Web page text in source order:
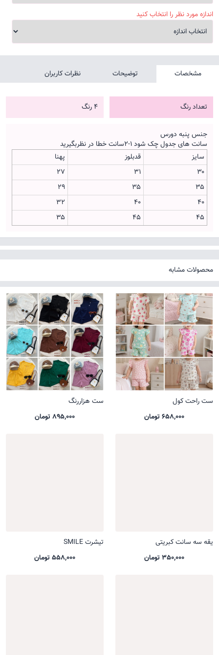
اندازه مورد نظر را انتخاب کنید
مشخصات توضیحات نظرات کاربران
تعداد رنگ 4 رنگ
جنس پنبه دورس
سانت های جدول چک شود ۱-۲سانت خطا در نظربگیرید
سایز
قدبلوز
پهنا
۳۰
۳۱
۲۷
۳۵
۳۵
۲۹
۴۰
۴۰
۳۲
۴۵
۴۵ ۳۵
محصولات مشابه
ست راحت کول
658,000 تومان
ست هزاررنگ
895,000 تومان
یقه سه سانت کبریتی
350,000 تومان
تیشرت SMILE
558,000 تومان